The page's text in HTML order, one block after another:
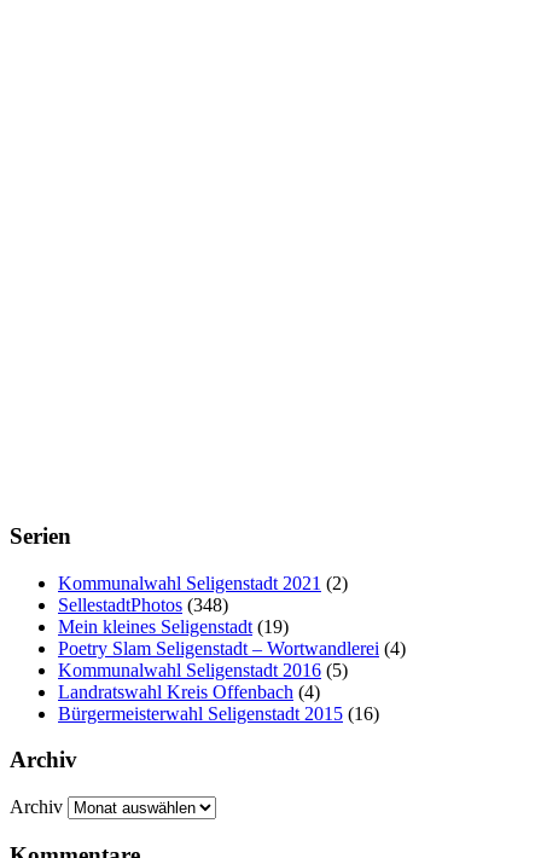
Serien
Kommunalwahl Seligenstadt 2021 (2)
SellestadtPhotos (348)
Mein kleines Seligenstadt (19)
Poetry Slam Seligenstadt – Wortwandlerei (4)
Kommunalwahl Seligenstadt 2016 (5)
Landratswahl Kreis Offenbach (4)
Bürgermeisterwahl Seligenstadt 2015 (16)
Archiv
Archiv